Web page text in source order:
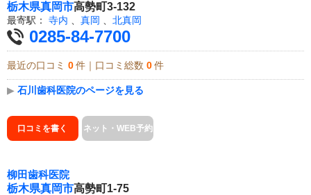
栃木県真岡市高勢町3-132
最寄駅： 寺内 、 真岡 、 北真岡
0285-84-7700
最近の口コミ 0 件｜口コミ総数 0 件
▶ 石川歯科医院のページを見る
口コミを書く ネット・WEB予約
柳田歯科医院
栃木県真岡市高勢町1-75